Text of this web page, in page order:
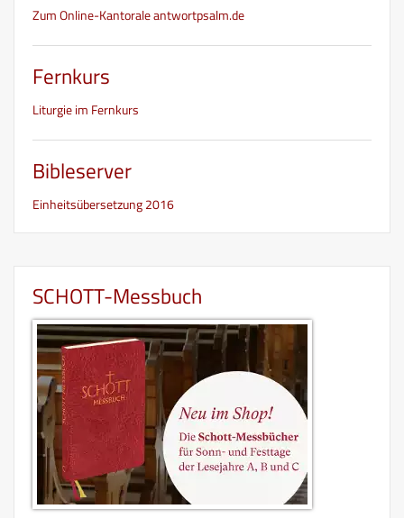
Zum Online-Kantorale antwortpsalm.de
Fernkurs
Liturgie im Fernkurs
Bibleserver
Einheitsübersetzung 2016
SCHOTT-Messbuch